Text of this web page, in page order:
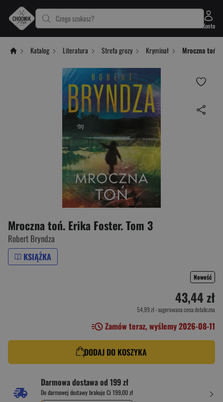
Czego szukasz?
Konto
Katalog Literatura Strefa grozy Kryminał Mroczna toń.
Mroczna toń. Erika Foster. Tom 3
Robert Bryndza
KSIĄŻKA
Nowość
43,44 zł
54,99 zł- sugerowana cena detaliczna
Zamów teraz, wyślemy 2026-08-11
DODAJ DO KOSZYKA
Darmowa dostawa od 199 zł
Do darmowej dostawy brakuje Ci 199,00 zł